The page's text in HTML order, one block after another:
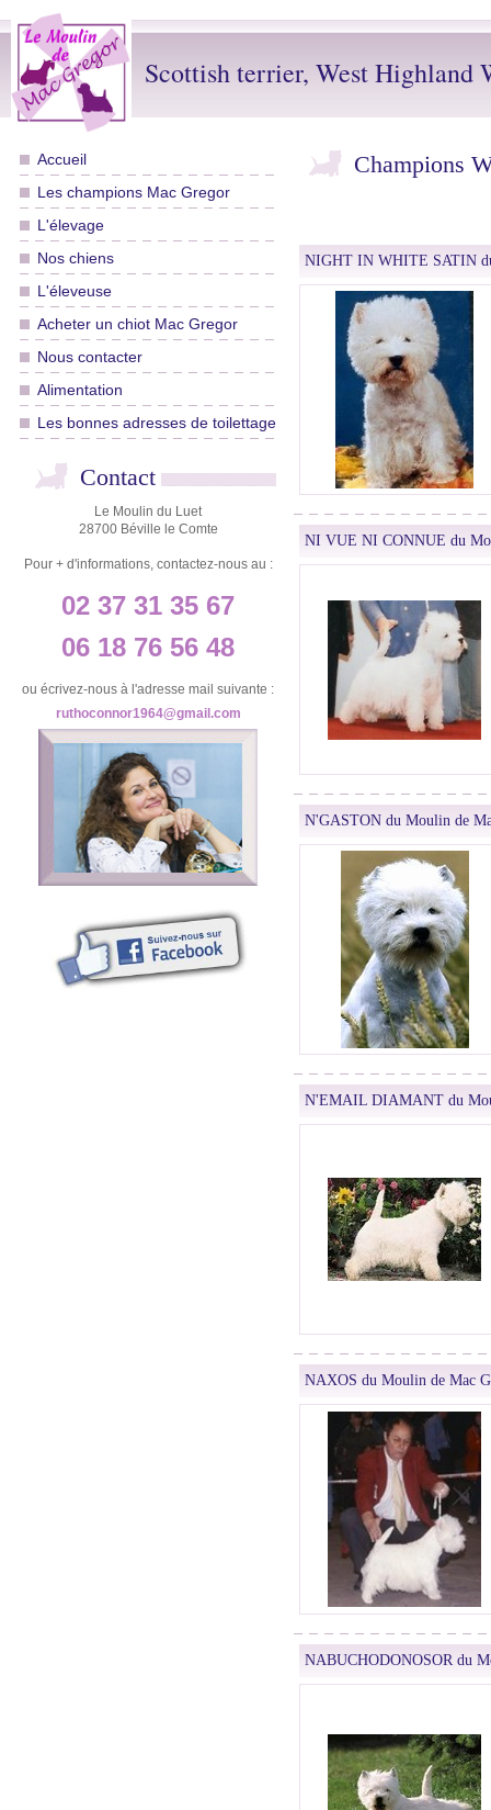
Scottish terrier, West
Accueil
Les champions Mac Gregor
L'élevage
Nos chiens
L'éleveuse
Acheter un chiot Mac Gregor
Nous contacter
Alimentation
Les bonnes adresses de toilettage
Contact
Le Moulin du Luet
28700 Béville le Comte
Pour + d'informations, contactez-nous au :
02 37 31 35 67
06 18 76 56 48
ou écrivez-nous à l'adresse mail suivante :
ruthoconnor1964@gmail.com
Champions
NIGHT IN WHITE SATIN
NI VUE NI CONNUE du
N'GASTON du Moulin de
N'EMAIL DIAMANT du
NAXOS du Moulin de Mac
NABUCHODONOSOR du